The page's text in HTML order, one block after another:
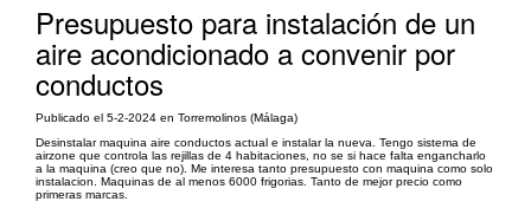
Presupuesto para instalación de un
aire acondicionado a convenir por
conductos
Publicado el 5-2-2024 en Torremolinos (Málaga)
Desinstalar maquina aire conductos actual e instalar la nueva. Tengo sistema de
airzone que controla las rejillas de 4 habitaciones, no se si hace falta engancharlo
a la maquina (creo que no). Me interesa tanto presupuesto con maquina como solo
instalacion. Maquinas de al menos 6000 frigorias. Tanto de mejor precio como
primeras marcas.